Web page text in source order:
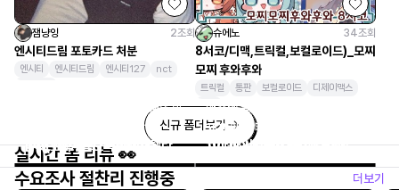
잼냥잉 2조회
엔시티드림 포토카드 처분
엔시티 엔시티드림 엔시티127
nct
슈에노 34조회
8서코/디맥,트릭컬,보컬로이드)_모찌
모찌 후와후와
트릭컬 통판 보컬로이드
디제이맥스
서코
신규 폼더보기
실시간 폼 리뷰 👀
무사히 배송됬습니다 족자봉도 만
족스럽습니다 감사합니다
[7월 서코 통판] 비나리 스텔라
블루아카이브 블아 서코 코믹월드
덕분에 잘 받앗슴다 감사합니다!!
ㅠㅠ
10cm 인형옷) 러브앤딥스페이
스 심성훈 라이트헌터 의상
당신은~우싹하기위해~태어난~
<<((오싹우싹오싹우싹))>>
배송도 상자에 안전하게 보내주시
고 안에 뽁뽁이랑 파손 위험 없이
안전하게 왔습니다!! 이번쿠지 진
짜 너무귀엽습니다..🥹
치이카와 투성이 쿠지 소분 양도
수요조사 절찬리 진행중 더보기